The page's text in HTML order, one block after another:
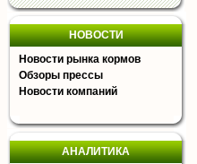
НОВОСТИ
Новости рынка кормов
Обзоры прессы
Новости компаний
АНАЛИТИКА